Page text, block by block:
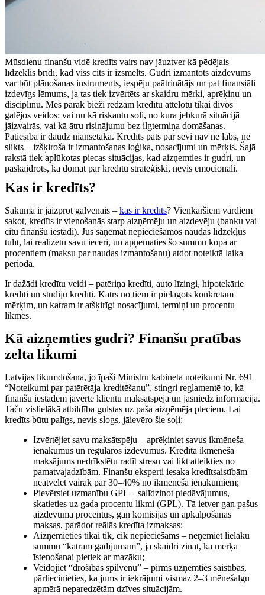
Mūsdienu finanšu vidē kredīts vairs nav jāuztver kā pēdējais
līdzeklis brīdī, kad viss cits ir izsmelts. Gudri izmantots aizdevums
var būt plānošanas instruments, iespēju paātrinātājs un pat finansiāli
izdevīgs lēmums, ja tas tiek izvērtēts ar skaidru mērķi, aprēķinu un
disciplīnu. Mēs pārāk bieži redzam kredītu attēlotu tikai divos
galējos veidos: vai nu kā riskantu soli, no kura jebkurā situācijā
jāizvairās, vai kā ātru risinājumu bez ilgtermiņa domāšanas.
Patiesība ir daudz niansētāka. Kredīts pats par sevi nav ne labs, ne
slikts – izšķiroša ir izmantošanas loģika, nosacījumi un mērķis. Šajā
rakstā tiek aplūkotas piecas situācijas, kad aizņemties ir gudri, un
paskaidrots, kā domāt par kredītu stratēģiski, nevis emocionāli.
Kas ir kredīts?
Sākumā ir jāizprot galvenais – kas ir kredīts? Vienkāršiem vārdiem
sakot, kredīts ir vienošanās starp aizņēmēju un aizdevēju (banku vai
citu finanšu iestādi). Jūs saņemat nepieciešamos naudas līdzekļus
tūlīt, lai realizētu savu ieceri, un apņematies šo summu kopā ar
procentiem (maksu par naudas izmantošanu) atdot noteiktā laika
periodā.
Ir dažādi kredītu veidi – patēriņa kredīti, auto līzingi, hipotekārie
kredīti un studiju kredīti. Katrs no tiem ir pielāgots konkrētam
mērķim, un katram ir atšķirīgi nosacījumi, termiņi un procentu
likmes.
Kā aizņemties gudri? Finanšu pratības
zelta likumi
Latvijas likumdošana, jo īpaši Ministru kabineta noteikumi Nr. 691
“Noteikumi par patērētāja kreditēšanu”, stingri reglamentē to, kā
finanšu iestādēm jāvērtē klientu maksātspēja un jāsniedz informācija.
Taču vislielākā atbildība gulstas uz paša aizņēmēja pleciem. Lai
kredīts būtu palīgs, nevis slogs, jāievēro šie soļi:
Izvērtējiet savu maksātspēju – aprēķiniet savus ikmēneša
ienākumus un regulāros izdevumus. Kredīta ikmēneša
maksājums nedrīkstētu radīt stresu vai likt atteikties no
pamatvajadzībām. Finanšu eksperti iesaka kredītsaistībām
neatvēlēt vairāk par 30–40% no ikmēneša ienākumiem;
Pievērsiet uzmanību GPL – salīdzinot piedāvājumus,
skatieties uz gada procentu likmi (GPL). Tā ietver gan pašus
aizdevuma procentus, gan komisijas un apkalpošanas
maksas, parādot reālās kredīta izmaksas;
Aizņemieties tikai tik, cik nepieciešams – neņemiet lielāku
summu “katram gadījumam”, ja skaidri zināt, ka mērķa
īstenošanai pietiek ar mazāku;
Veidojiet “drošības spilvenu” – pirms uzņemties saistības,
pārliecinieties, ka jums ir iekrājumi vismaz 2–3 mēnešalgu
apmērā neparedzētām dzīves situācijām.